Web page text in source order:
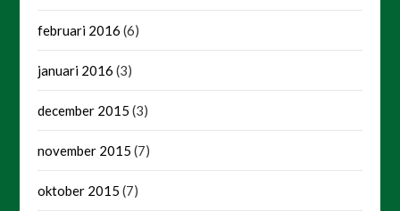
februari 2016 (6)
januari 2016 (3)
december 2015 (3)
november 2015 (7)
oktober 2015 (7)